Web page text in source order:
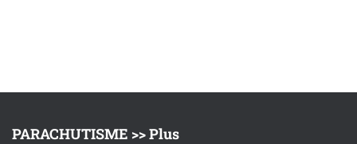
PARACHUTISME >> Plus